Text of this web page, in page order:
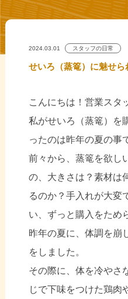
2024.03.01 スタッフの日常
せいろ（蒸篭）に魅せら
こんにちは！営業スタ
私がせいろ（蒸篭）を
ったのは昨年の夏の事
前々から、蒸篭を欲し
の、大きさは？素材は
るのか？手入れが大変
い、ずっと購入をため
昨年の夏に、体調を崩
をしました。
その際に、体を冷やさ
じで下味をつけた鶏肉